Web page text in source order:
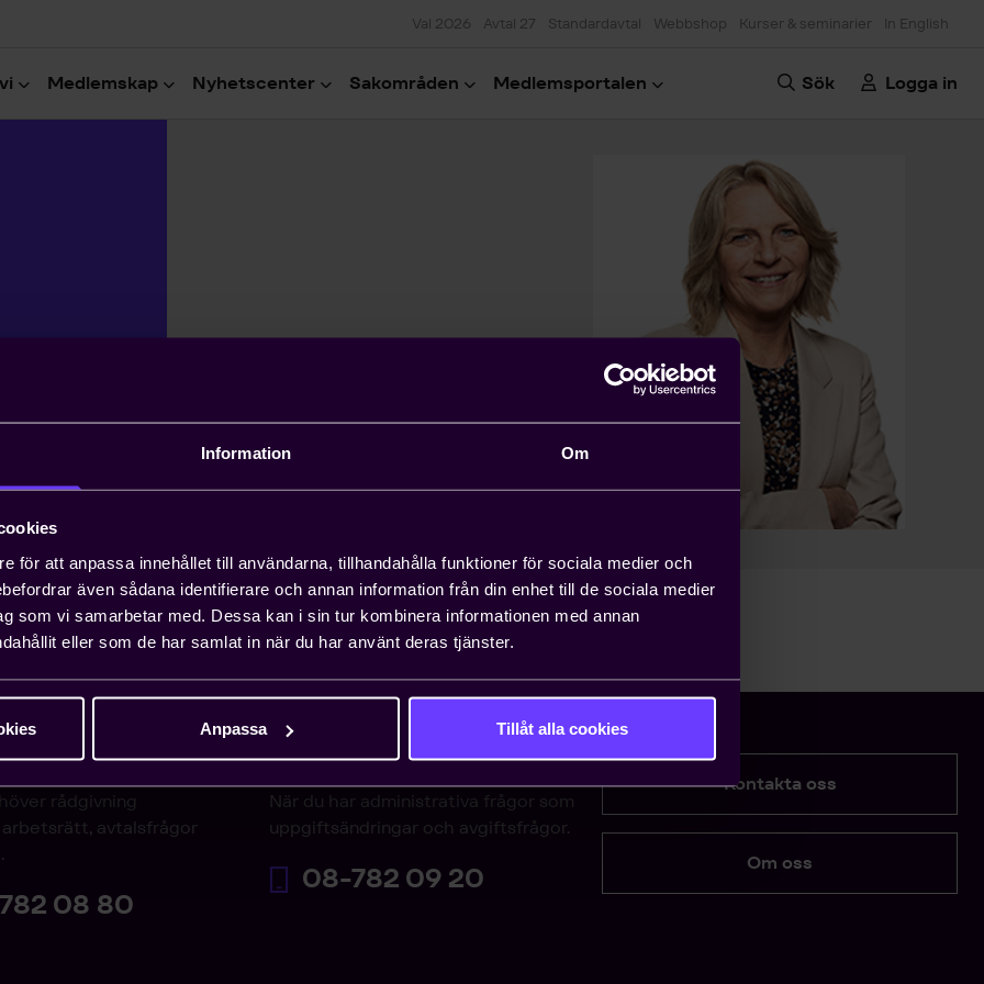
Information Om
för att anpassa innehållet till användarna, tillhandahålla funktioner för sociala medier och
även sådana identifierare och annan information från din enhet till de sociala medier
som vi samarbetar med. Dessa kan i sin tur kombinera informationen med annan
eller som de har samlat in när du har använt deras tjänster.
Anpassa Tillåt alla cookies
Val 2026 Avtal 27 Standardavtal Webbshop Kurser & seminarier In English
Medlemskap Nyhetscenter Sakområden Medlemsportalen Sök Logga in
rådgivning
arbetsrätt, avtalsfrågor
08 80
Medlemsservice
När du har administrativa frågor som
uppgiftsändringar och avgiftsfrågor.
08-782 09 20
Kontakta oss
Om oss